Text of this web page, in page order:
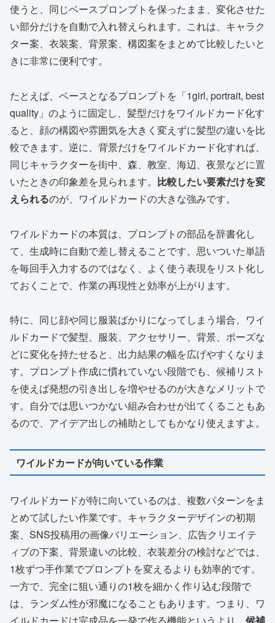
使うと、同じベースプロンプトを保ったまま、変化させた
い部分だけを自動で入れ替えられます。これは、キャラク
ター案、衣装案、背景案、構図案をまとめて比較したいと
きに非常に便利です。
たとえば、ベースとなるプロンプトを「1girl, portrait, best
quality」のように固定し、髪型だけをワイルドカード化す
ると、顔の構図や雰囲気を大きく変えずに髪型の違いを比
較できます。逆に、背景だけをワイルドカード化すれば、
同じキャラクターを街中、森、教室、海辺、夜景などに置
いたときの印象差を見られます。 比較したい要素だけを変
えられるのが、ワイルドカードの大きな強みです。
ワイルドカードの本質は、プロンプトの部品を辞書化し
て、生成時に自動で差し替えることです。思いついた単語
を毎回手入力するのではなく、よく使う表現をリスト化し
ておくことで、作業の再現性と効率が上がります。
特に、同じ顔や同じ服装ばかりになってしまう場合、ワイ
ルドカードで髪型、服装、アクセサリー、背景、ポーズな
どに変化を持たせると、出力結果の幅を広げやすくなりま
す。プロンプト作成に慣れていない段階でも、候補リスト
を使えば発想の引き出しを増やせるのが大きなメリットで
す。自分では思いつかない組み合わせが出てくることもあ
るので、アイデア出しの補助としてもかなり使えますよ。
ワイルドカードが向いている作業
ワイルドカードが特に向いているのは、複数パターンをま
とめて試したい作業です。キャラクターデザインの初期
案、SNS投稿用の画像バリエーション、広告クリエイテ
ィブの下案、背景違いの比較、衣装差分の検討などでは、
1枚ずつ手作業でプロンプトを変えるよりも効率的です。
一方で、完全に狙い通りの1枚を細かく作り込む段階で
は、ランダム性が邪魔になることもあります。つまり、ワ